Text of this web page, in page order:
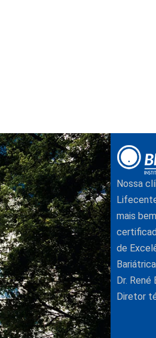
Nossa
mais
de
Dr.
Diretor